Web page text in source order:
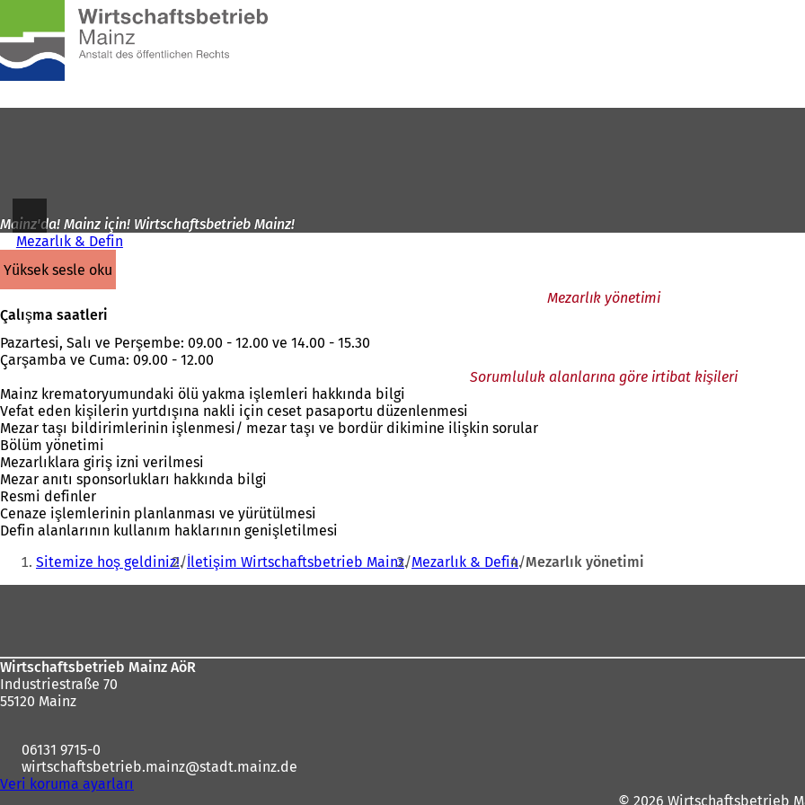
İçeriğe atla
Mainz'da! Mainz için! Wirtschaftsbetrieb Mainz!
Mezarlık & Defin
yüksek sesle oku
Mezarlık yönetimi
Çalışma saatleri
Pazartesi, Salı ve Perşembe: 09.00 - 12.00 ve 14.00 - 15.30
Çarşamba ve Cuma: 09.00 - 12.00
Sorumluluk alanlarına göre irtibat kişileri
Mainz krematoryumundaki ölü yakma işlemleri hakkında bilgi
Vefat eden kişilerin yurtdışına nakli için ceset pasaportu düzenlenmesi
Mezar taşı bildirimlerinin işlenmesi/ mezar taşı ve bordür dikimine ilişkin sorular
Bölüm yönetimi
Mezarlıklara giriş izni verilmesi
Mezar anıtı sponsorlukları hakkında bilgi
Resmi definler
Cenaze işlemlerinin planlanması ve yürütülmesi
Defin alanlarının kullanım haklarının genişletilmesi
Buradasınız:
Sitemize hoş geldiniz! İletişim Wirtschaftsbetrieb Mainz Mezarlık & Defin Mezarlık yönetimi
Wirtschaftsbetrieb Mainz AöR
Industriestraße 70
55120 Mainz
06131 9715-0
wirtschaftsbetrieb.mainz
stadt.mainz de
Veri koruma ayarları
© 2026 Wirtschaftsbetrieb